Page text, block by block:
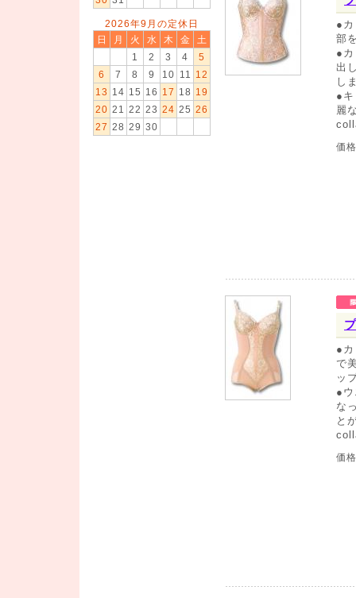
2026年9月の定休日
日
月 火 水 木 金
土
1
2 3 4
5
6
7 8 9 10 11
12
13
14 15 16 17 18
19
20 21 22 23 24 25 26
27 28 29 30
●
部
●
出
し
●
麗
価格
●
で
ッ
●
な
と
価格